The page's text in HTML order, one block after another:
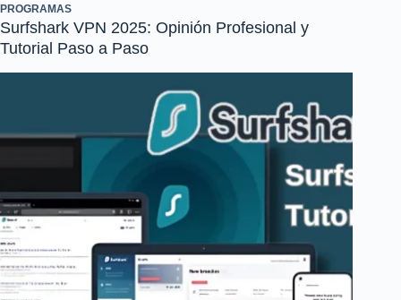
en
Presentaciones
PROGRAMAS
Surfshark VPN 2025: Opinión Profesional y
Tutorial Paso a Paso